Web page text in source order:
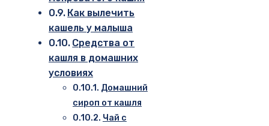
Как вылечить
кашель у малыша
Средства от
кашля в домашних
условиях
Домашний
сироп от кашля
Чай с